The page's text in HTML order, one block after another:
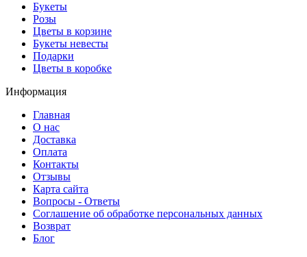
Букеты
Розы
Цветы в корзине
Букеты невесты
Подарки
Цветы в коробке
Информация
Главная
О нас
Доставка
Оплата
Контакты
Отзывы
Карта сайта
Вопросы - Ответы
Соглашение об обработке персональных данных
Возврат
Блог